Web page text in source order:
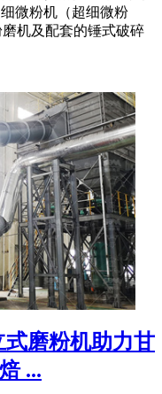
微粉机（超细微粉
机及配套的锤式破碎
磨粉机助力甘
...